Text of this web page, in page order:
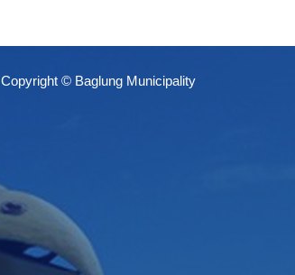
Copyright © Baglung Municipality